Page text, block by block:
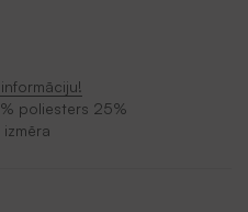
poliesters 25%